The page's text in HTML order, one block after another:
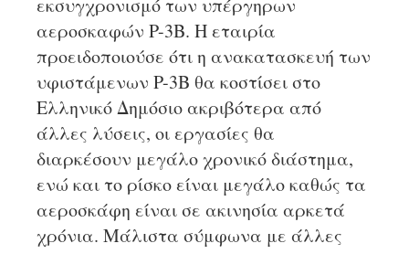
εκσυγχρονισμό των υπέργηρων
αεροσκαφών P-3B. Η εταιρία
προειδοποιούσε ότι η ανακατασκευή των
υφιστάμενων P-3B θα κοστίσει στο
Ελληνικό Δημόσιο ακριβότερα από
άλλες λύσεις, οι εργασίες θα
διαρκέσουν μεγάλο χρονικό διάστημα,
ενώ και το ρίσκο είναι μεγάλο καθώς τα
αεροσκάφη είναι σε ακινησία αρκετά
χρόνια. Μάλιστα σύμφωνα με άλλες